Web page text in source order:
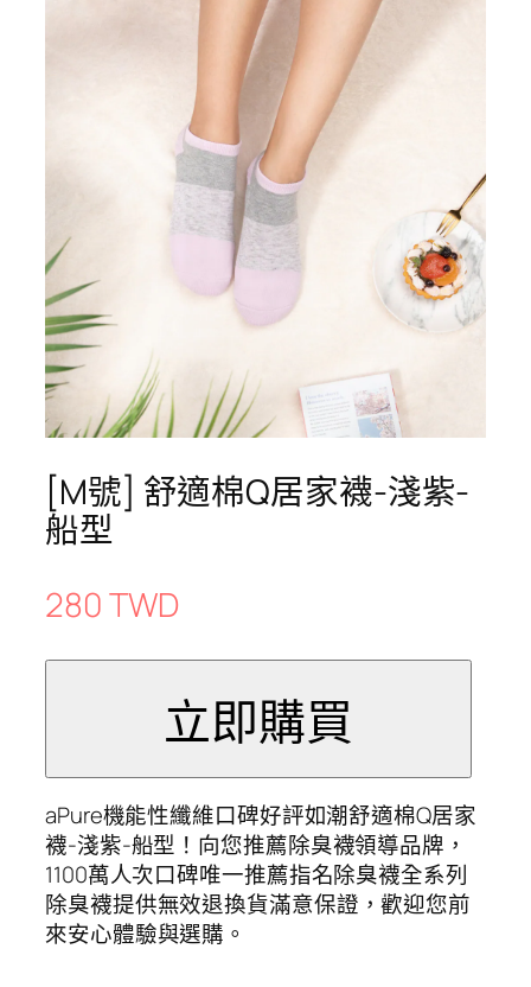
[M號] 舒適棉Q居家襪-淺紫-
船型
280 TWD
aPure機能性纖維口碑好評如潮舒適棉Q居家
襪-淺紫-船型！向您推薦除臭襪領導品牌，
1100萬人次口碑唯一推薦指名除臭襪全系列
除臭襪提供無效退換貨滿意保證，歡迎您前
來安心體驗與選購。